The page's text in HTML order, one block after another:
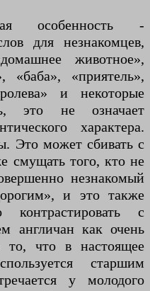
особенность -
для незнакомцев,
животное»,
«баба», «приятель»,
и некоторые
это не означает
характера.
Это может сбивать с
смущать того, кто не
незнакомый
и это также
с
англичан как очень
то, что в настоящее
старшим
у молодого